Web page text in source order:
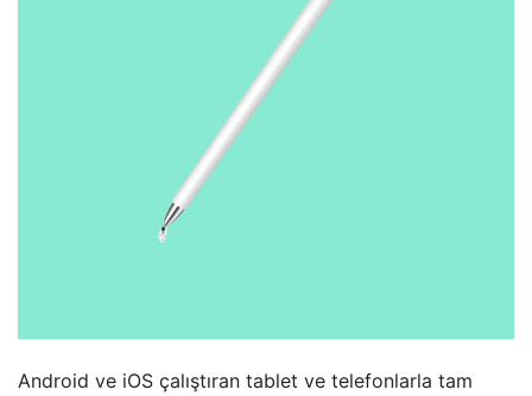
Android ve iOS çalıştıran tablet ve telefonlarla tam